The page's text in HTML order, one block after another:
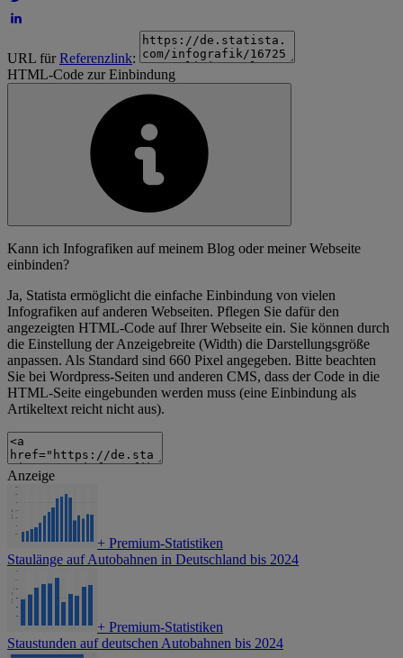
URL fürReferenzlink:
HTML-Code zur Einbindung
Kann ich Infografiken auf meinem Blog oder meiner Webseite
einbinden?
Ja, Statista ermöglicht die einfache Einbindung von vielen
Infografiken auf anderen Webseiten. Pflegen Sie dafür den
angezeigten HTML-Code auf Ihrer Webseite ein. Sie können durch
die Einstellung der Anzeigebreite (Width) die Darstellungsgröße
anpassen. Als Standard sind 660 Pixel angegeben. Bitte beachten
Sie bei Wordpress-Seiten und anderen CMS, dass der Code in die
HTML-Seite eingebunden werden muss (eine Einbindung als
Artikeltext reicht nicht aus).
Anzeige
+ Premium-Statistiken
Staulänge auf Autobahnen in Deutschland bis 2024
+ Premium-Statistiken
Staustunden auf deutschen Autobahnen bis 2024